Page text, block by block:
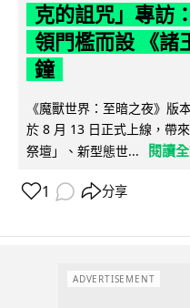
克的詛咒」專訪
領門檻而設 《諸
鐘
《魔獸世界：至暗之夜》版
於 8 月 13 日正式上線，帶
祭壇」、新型態世...
閱讀
1 分享
ADVERTISEMENT